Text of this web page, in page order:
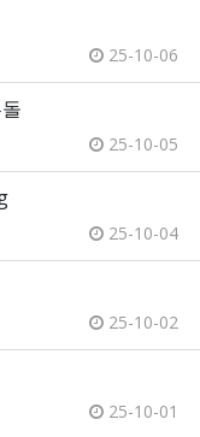
25-10-06
25-10-05
25-10-04
25-10-02
25-10-01